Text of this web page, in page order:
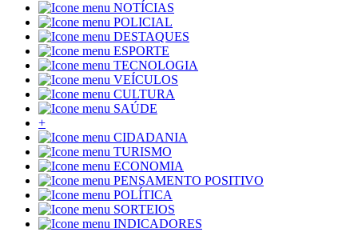
NOTÍCIAS
POLICIAL
DESTAQUES
ESPORTE
TECNOLOGIA
VEÍCULOS
CULTURA
SAÚDE
+
CIDADANIA
TURISMO
ECONOMIA
PENSAMENTO POSITIVO
POLÍTICA
SORTEIOS
INDICADORES